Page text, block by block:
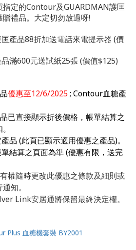
定的Contour及GUARDMAN護匡
禮品。大定切勿放過呀!
產品88折加送電話來電提示器 (價
滿600元送試紙25張 (價值$125)
優惠至12/6/2025; Contour血糖產
已直接顯示折後價格， 帳單結算之
品 (此頁已顯示適用優惠之產品)。
結算之頁面為準 (優惠有限，送完
權隨時更改此優惠之條款及細則或
知。
Link安居通將保留最終決定權。